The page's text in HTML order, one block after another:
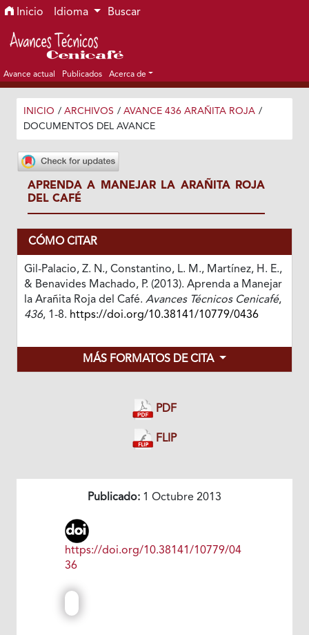
Ir al menú de navegación principal
Ir al contenido principal
Ir al pie de página del sitio
Inicio Idioma Buscar
Avance actual Publicados Acerca de
INICIO / ARCHIVOS / AVANCE 436 ARAÑITA ROJA /
DOCUMENTOS DEL AVANCE
APRENDA A MANEJAR LA ARAÑITA ROJA
DEL CAFÉ
CÓMO CITAR
Gil-Palacio, Z. N., Constantino, L. M., Martínez, H. E.,
& Benavides Machado, P. (2013). Aprenda a Manejar
la Arañita Roja del Café. Avances Técnicos Cenicafé,
436, 1-8. https://doi.org/10.38141/10779/0436
MÁS FORMATOS DE CITA
PDF
FLIP
Publicado: 1 Octubre 2013
https://doi.org/10.38141/10779/04
36